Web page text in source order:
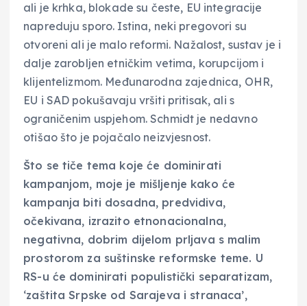
ali je krhka, blokade su česte, EU integracije
napreduju sporo. Istina, neki pregovori su
otvoreni ali je malo reformi. Nažalost, sustav je i
dalje zarobljen etničkim vetima, korupcijom i
klijentelizmom. Međunarodna zajednica, OHR,
EU i SAD pokušavaju vršiti pritisak, ali s
ograničenim uspjehom. Schmidt je nedavno
otišao što je pojačalo neizvjesnost.
Što se tiče tema koje će dominirati
kampanjom, moje je mišljenje kako će
kampanja biti dosadna, predvidiva,
očekivana, izrazito etnonacionalna,
negativna, dobrim dijelom prljava s malim
prostorom za suštinske reformske teme. U
RS-u će dominirati populistički separatizam,
‘zaštita Srpske od Sarajeva i stranaca’,